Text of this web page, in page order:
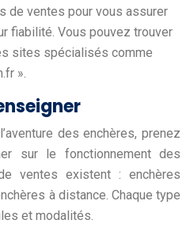
de ventes pour vous assurer
fiabilité. Vous pouvez trouver
sites spécialisés comme
».
des enchères, prenez
sur le fonctionnement des
ventes existent : enchères
à distance. Chaque type
et modalités.